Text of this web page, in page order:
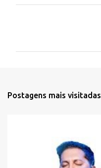
Postagens mais visitadas